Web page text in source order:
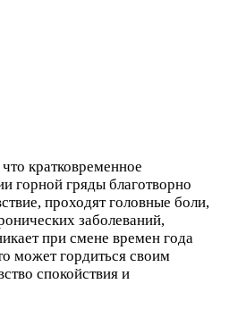
кратковременное
горной гряды благотворно
проходят головные боли,
заболеваний,
при смене времен года
может гордиться своим
спокойствия и